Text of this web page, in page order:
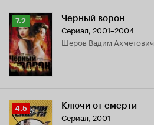
Рейтинг
Кинопоиска
7.2
7.2 Черный ворон
Сериал, 2001–2004
Шеров Вадим Ахметович
Рейтинг
Кинопоиска
4.5 Ключи от смерти
Сериал, 2001